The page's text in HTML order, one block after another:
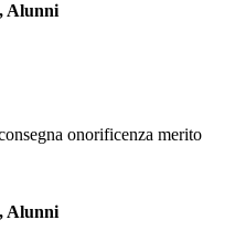
Alunni
onorificenza merito
Alunni